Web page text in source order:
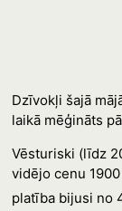
Dzīvokļi šajā
laikā mēģināts
Vēsturiski (līdz
vidējo cenu
platība bijusi no